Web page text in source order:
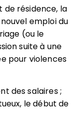
de résidence, la
emploi du
(ou le
suite à une
pour violences
des salaires ;
le début de